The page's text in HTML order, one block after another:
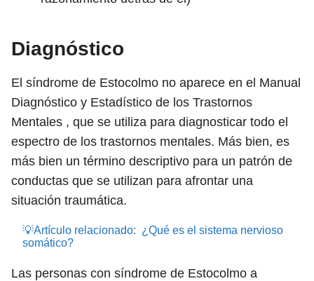
Diagnóstico
El síndrome de Estocolmo no aparece en el Manual
Diagnóstico y Estadístico de los Trastornos
Mentales , que se utiliza para diagnosticar todo el
espectro de los trastornos mentales. Más bien, es
más bien un término descriptivo para un patrón de
conductas que se utilizan para afrontar una
situación traumática.
💡Artículo relacionado: ¿Qué es el sistema nervioso
somático?
Las personas con síndrome de Estocolmo a